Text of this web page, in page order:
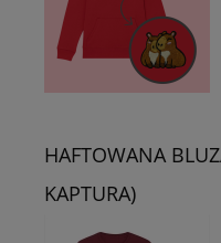
HAFTOWANA
KAPTURA)